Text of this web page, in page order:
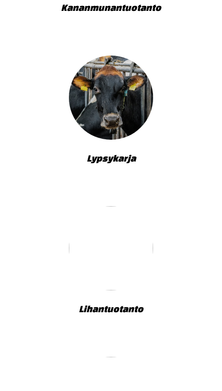
Kananmunantuotanto
Lypsykarja
Lihantuotanto